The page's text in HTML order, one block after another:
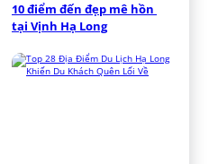
10 điểm đến đẹp mê hồn
tại Vịnh Hạ Long